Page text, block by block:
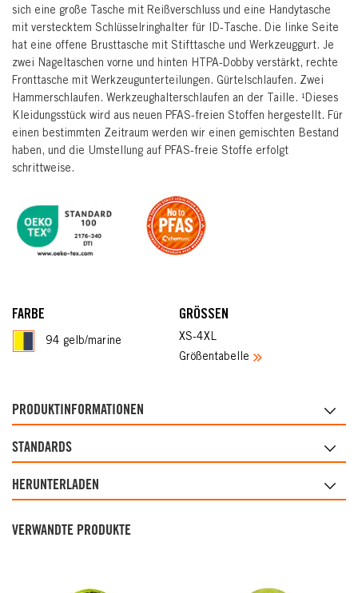
sich eine große Tasche mit Reißverschluss und eine Handytasche
mit verstecktem Schlüsselringhalter für ID-Tasche. Die linke Seite
hat eine offene Brusttasche mit Stifttasche und Werkzeuggurt. Je
zwei Nageltaschen vorne und hinten HTPA-Dobby verstärkt, rechte
Fronttasche mit Werkzeugunterteilungen. Gürtelschlaufen. Zwei
Hammerschlaufen. Werkzeughalterschlaufen an der Taille. ¹Dieses
Kleidungsstück wird aus neuen PFAS-freien Stoffen hergestellt. Für
einen bestimmten Zeitraum werden wir einen gemischten Bestand
haben, und die Umstellung auf PFAS-freie Stoffe erfolgt
schrittweise.
FARBE
94 gelb/marine
GRÖSSEN
XS-4XL
Größentabelle
PRODUKTINFORMATIONEN
STANDARDS
HERUNTERLADEN
VERWANDTE PRODUKTE